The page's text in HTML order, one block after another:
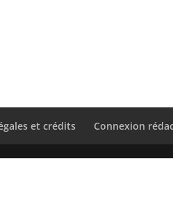
et crédits Connexion